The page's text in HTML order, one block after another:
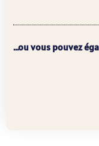
...ou vous pouvez